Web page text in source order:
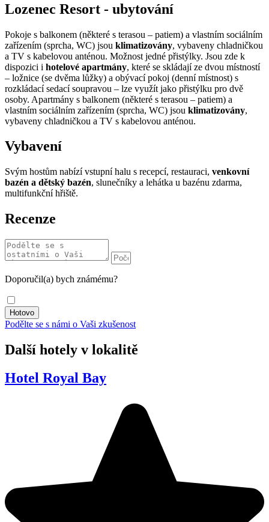
Lozenec Resort - ubytování
Pokoje s balkonem (některé s terasou – patiem) a vlastním sociálním
zařízením (sprcha, WC) jsou klimatizovány, vybaveny chladničkou
a TV s kabelovou anténou. Možnost jedné přistýlky. Jsou zde k
dispozici i hotelové apartmány, které se skládají ze dvou místností
– ložnice (se dvěma lůžky) a obývací pokoj (denní místnost) s
rozkládací sedací soupravou – lze využít jako přistýlku pro dvě
osoby. Apartmány s balkonem (některé s terasou – patiem) a
vlastním sociálním zařízením (sprcha, WC) jsou klimatizovány,
vybaveny chladničkou a TV s kabelovou anténou.
Vybavení
Svým hostům nabízí vstupní halu s recepcí, restauraci, venkovní
bazén a dětský bazén, slunečníky a lehátka u bazénu zdarma,
multifunkční hřiště.
Recenze
Doporučil(a) bych známému?
Podělte se s námi o Vaši zkušenost
Další hotely v lokalitě
Hotel Royal Bay